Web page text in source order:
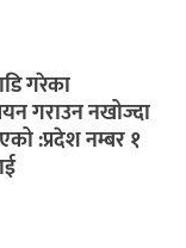
गरेका
गराउन नखोज्दा
:प्रदेश नम्बर १